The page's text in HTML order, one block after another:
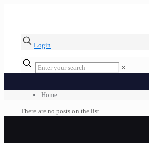
Login
✕
Home
There are no posts on the list.